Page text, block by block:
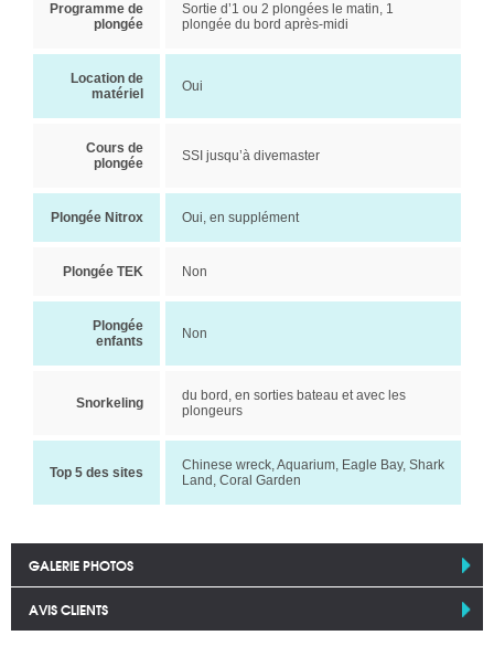
Programme de
plongée
Sortie d’1 ou 2 plongées le matin, 1
plongée du bord après-midi
Location de
matériel
Oui
Cours de
plongée
SSI jusqu’à divemaster
Plongée Nitrox Oui, en supplément
Plongée TEK Non
Plongée
enfants
Non
Snorkeling
du bord, en sorties bateau et avec les
plongeurs
Top 5 des sites
Chinese wreck, Aquarium, Eagle Bay, Shark
Land, Coral Garden
GALERIE PHOTOS
AVIS CLIENTS